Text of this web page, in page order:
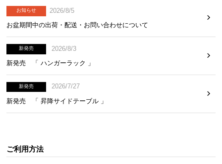
畳面の高さを3段階に調節できます。体格や用途に合
お知らせ
2026/8/5
お盆期間中の出荷・配送・お問い合わせについて
新発売
2026/8/3
新発売 「 ハンガーラック 」
新発売
2026/7/27
新発売 「 昇降サイドテーブル 」
ご利用方法